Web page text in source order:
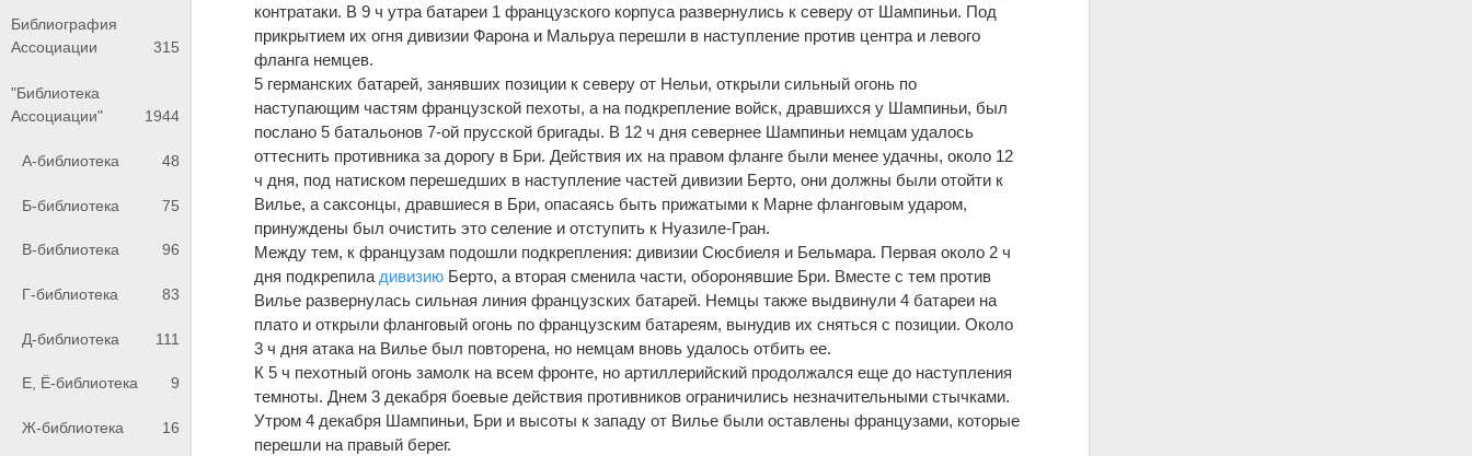
Библиография
Ассоциации
315
"Библиотека
Ассоциации"
1944
А-библиотека 48
Б-библиотека 75
В-библиотека 96
Г-библиотека 83
Д-библиотека 111
Е, Ё-библиотека 9
Ж-библиотека 16
контратаки. В 9 ч утра батареи 1 французского корпуса развернулись к северу от Шампиньи. Под
прикрытием их огня дивизии Фарона и Мальруа перешли в наступление против центра и левого
фланга немцев.
5 германских батарей, занявших позиции к северу от Нельи, открыли сильный огонь по
наступающим частям французской пехоты, а на подкрепление войск, дравшихся у Шампиньи, был
послано 5 батальонов 7-ой прусской бригады. В 12 ч дня севернее Шампиньи немцам удалось
оттеснить противника за дорогу в Бри. Действия их на правом фланге были менее удачны, около 12
ч дня, под натиском перешедших в наступление частей дивизии Берто, они должны были отойти к
Bилье, а саксонцы, дравшиеся в Бри, опасаясь быть прижатыми к Марне фланговым ударом,
принуждены был очистить это селение и отступить к Нуазиле-Гран.
Между тем, к французам подошли подкрепления: дивизии Сюсбиеля и Бельмара. Первая около 2 ч
дня подкрепила дивизию Берто, а вторая сменила части, оборонявшие Бри. Вместе с тем против
Вилье развернулась сильная линия французских батарей. Немцы также выдвинули 4 батареи на
плато и открыли фланговый огонь по французским батареям, вынудив их сняться с позиции. Около
3 ч дня атака на Вилье был повторена, но немцам вновь удалось отбить ее.
К 5 ч пехотный огонь замолк на всем фронте, но артиллерийский продолжался еще до наступления
темноты. Днем 3 декабря боевые действия противников ограничились незначительными стычками.
Утром 4 декабря Шампиньи, Бри и высоты к западу от Вилье были оставлены французами, которые
перешли на правый берег.